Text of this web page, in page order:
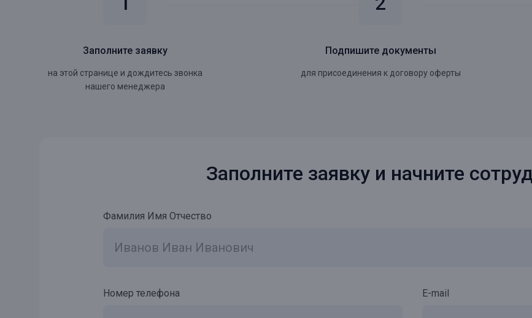
Заполните заявку
на этой странице и дождитесь звонка
нашего менеджера
Подпишите документы
для присоединения к договору оферты
Заполните заявку и начните
Фамилия Имя Отчество
Номер телефона E-mail